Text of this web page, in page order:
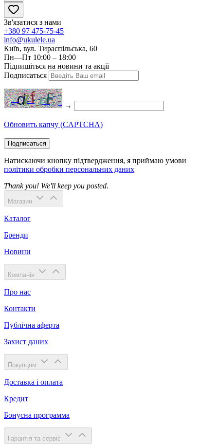
Зв'язатися з нами
+380 97 475-75-45
info@ukulele.ua
Київ, вул. Тираспільська, 60
Пн—Пт 10:00 – 18:00
Підпишіться на новини та акції
Подписаться
→
Обновить капчу (CAPTCHA)
Подписаться
Натискаючи кнопку підтвердження, я приймаю умови
політики обробки персональних даних
Thank you! We'll keep you posted.
Магазин
Каталог
Бренди
Новини
Компанія
Про нас
Контакти
Публічна аферта
Захист даних
Покупцям
Доставка і оплата
Кредит
Бонусна программа
Гарантія та сервіс